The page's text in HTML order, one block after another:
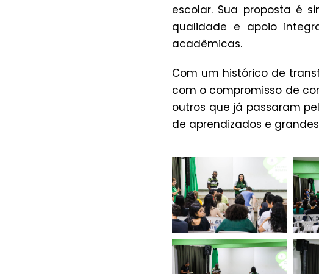
escolar. Sua proposta é
qualidade e apoio
acadêmicas.
Com um histórico de
com o compromisso de
outros que já passaram
de aprendizados e